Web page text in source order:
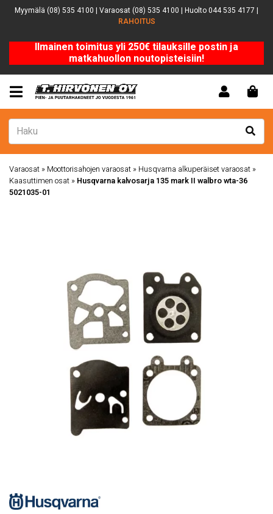
Myymälä (08) 535 4100 | Varaosat (08) 535 4100 | Huolto 044 535 4177 |
RAHOITUS
Ilmainen toimitus yli 250€ tilauksille postin ja
matkahuollon noutopisteisiin!
Varaosat » Moottorisahojen varaosat » Husqvarna alkuperäiset varaosat »
Kaasuttimen osat » Husqvarna kalvosarja 135 mark II walbro wta-36
5021035-01